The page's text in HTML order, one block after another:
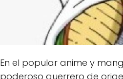
En el popular anime y
poderoso guerrero de